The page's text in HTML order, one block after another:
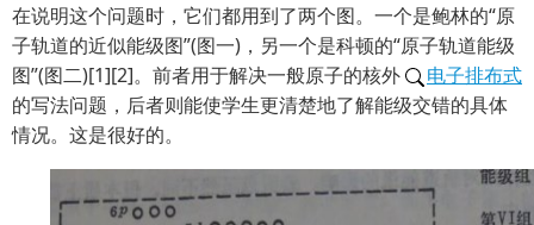
在说明这个问题时，它们都用到了两个图。一个是鲍林的“原
子轨道的近似能级图”(图一)，另一个是科顿的“原子轨道能级
图”(图二)[1][2]。前者用于解决一般原子的核外
电子排布式
的写法问题，后者则能使学生更清楚地了解能级交错的具体
情况。这是很好的。